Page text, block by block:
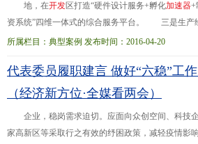
地，在开发区打造“硬件设计服务+孵化加速器+
资系统”四维一体式的综合服务平台。 三是生产
集团积极推进企业与高校、科研院所、外部技术团
3.5万平方米的产业化平台，一站式解决企业从初创
金、平台和服务。天津中环智地孵化平台预计每年
所属栏目：典型案例 发布时间：2016-04-20
代表委员履职建言 做好“六稳”工
（经济新方位·全媒看两会）
企业，稳岗需求迫切。应面向众创空间、科技
家高新区等采取行之有效的纾困政策，减轻疫情影